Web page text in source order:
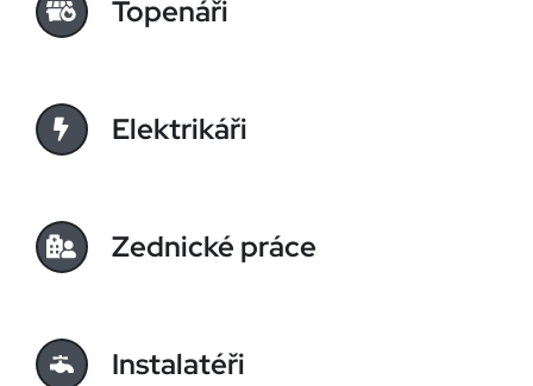
Topenáři
Elektrikáři
Zednické práce
Instalatéři